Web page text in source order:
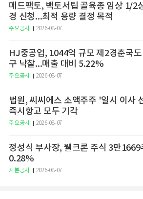
메드팩토, 백토서팁 골육종 임상 1/2
경 신청...최적 용량 결정 목적
주요공시 2026-08-07
HJ중공업, 1044억 규모 제2경춘국
구 낙찰...매출 대비 5.22%
주요공시 2026-08-07
법원, 씨씨에스 소액주주 '일시 이사
즉시항고 모두 기각
주요공시 2026-08-07
정성식 부사장, 웰크론 주식 3만1669주 ↑…지
0.28%
지분공시 2026-08-07